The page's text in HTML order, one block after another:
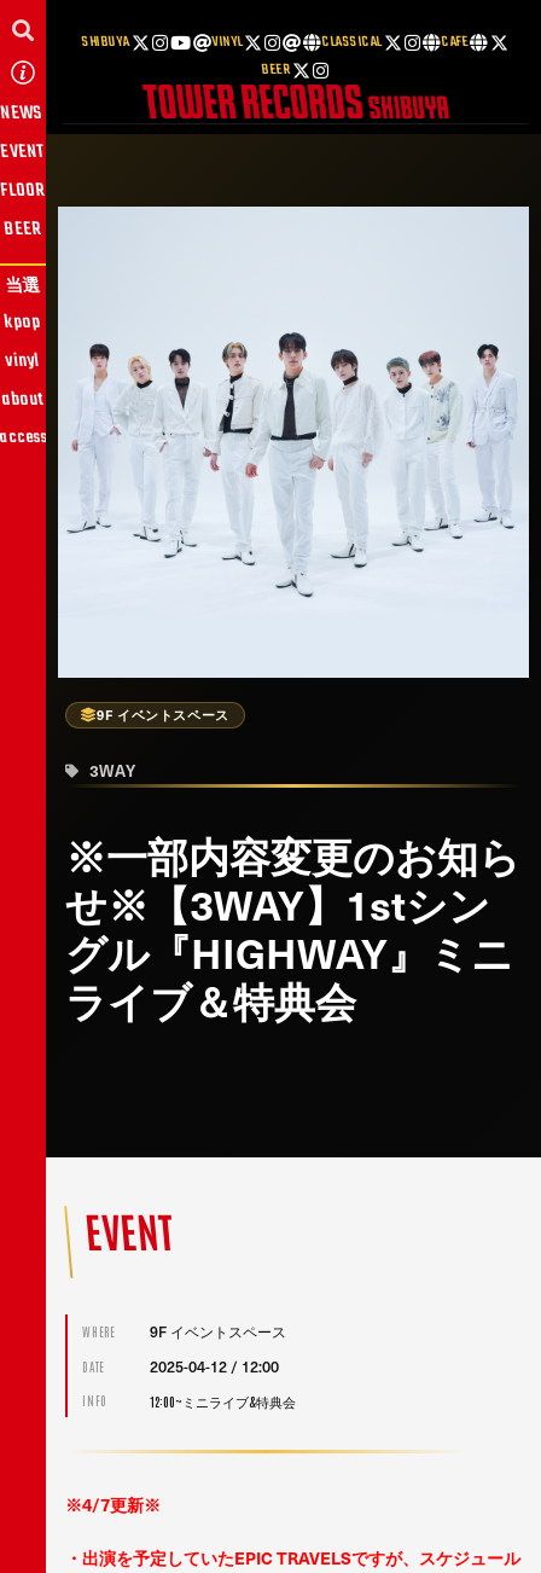
SHIBUYA VINYL CLASSICAL
CAFE
BEER
NEWS
EVENT
当選
FLOOR
BEER
kpop
vinyl
about
9F イベントスペース
3WAY
※一部内容変更のお知ら
せ※【3WAY】1stシン
グル『HIGHWAY』ミニ
ライブ＆特典会
EVENT
WHERE 9F イベントスペース
DATE 2025-04-12 / 12:00
INFO 12:00~ミニライブ&特典会
※4/7更新※
・出演を予定していたEPIC TRAVELSですが、 スケジュール